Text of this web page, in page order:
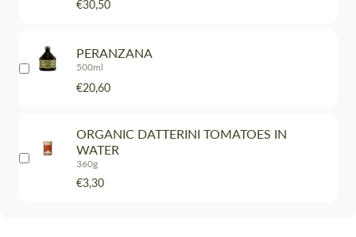
€30,50
PERANZANA
500ml
€20,60
ORGANIC DATTERINI TOMATOES IN
WATER
360g
€3,30